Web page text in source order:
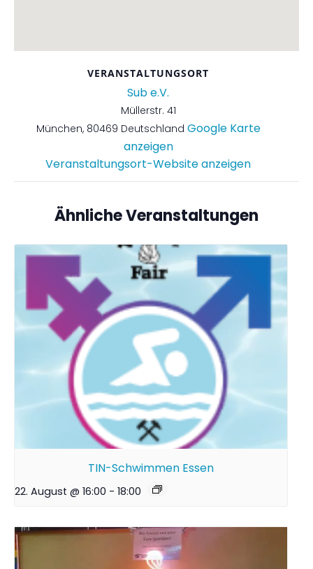
VERANSTALTUNGSORT
Sub e.V.
Müllerstr. 41
München, 80469 Deutschland Google Karte
anzeigen
Veranstaltungsort-Website anzeigen
Ähnliche Veranstaltungen
TIN-Schwimmen Essen
22. August @ 16:00 - 18:00